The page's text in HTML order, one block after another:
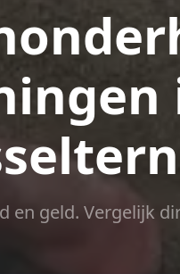
en geld. Vergelijk